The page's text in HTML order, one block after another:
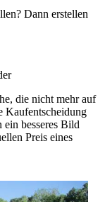
Dann erstellen
die nicht mehr auf
Kaufentscheidung
besseres Bild
Preis eines